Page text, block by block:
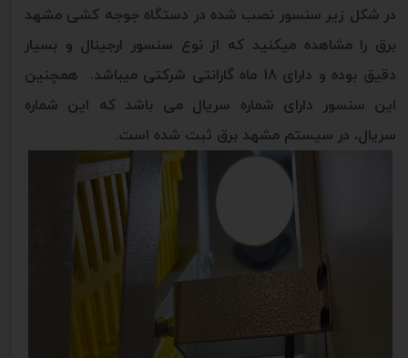
در شکل زیر سنسور نصب شده در دستگاه جوجه کشی مشهد
برق را مشاهده میکنید که از نوع سنسور ارجینال و بسیار
دقیق بوده و دارای 18 ماه گارانتی شرکتی میباشد. همچنین
این سنسور دارای شماره سریال می باشد که این شماره
سریال، در سیستم مشهد برق ثبت شده است.